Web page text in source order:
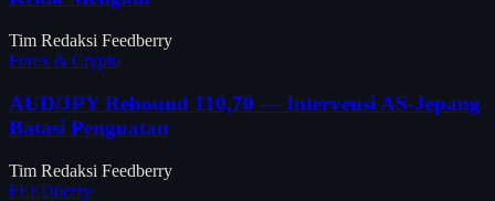
Tim Redaksi Feedberry
Forex & Crypto
AUD/JPY Rebound 110,70 — Intervensi AS-Jepang
Batasi Penguatan
Tim Redaksi Feedberry
FEEDberry